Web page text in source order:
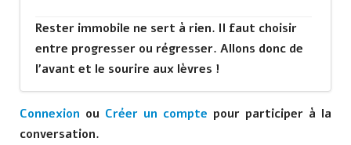
Rester immobile ne sert à rien. Il faut choisir
entre progresser ou régresser. Allons donc de
l'avant et le sourire aux lèvres !
Connexion ou Créer un compte pour participer à la
conversation.